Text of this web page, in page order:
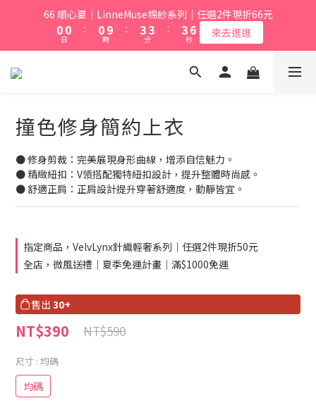
66 順心夏｜LinneMuse棉紗系列｜任選2件現折66元
1
0
1
0
日
:
1
09
8
3
2
1
0
時
:
4
3
2
4
3
2
分
:
4
3
2
5
4
3
1
秒 來去逛逛
撞色修身簡約上衣
● 修身剪裁：完美展現身形曲線，增添自信魅力。
● 精緻紐扣：V領搭配獨特紐扣設計，提升整體時尚感。
● 舒適正肩：正肩設計提升穿著舒適度，動靜皆宜。
指定商品，VelvLynx針織輕奢系列｜任選2件現折50元
全店，微風送禮｜夏季免運計畫｜滿$1000免運
售出 30+
NT$390 NT$590
尺寸 : 均碼
均碼